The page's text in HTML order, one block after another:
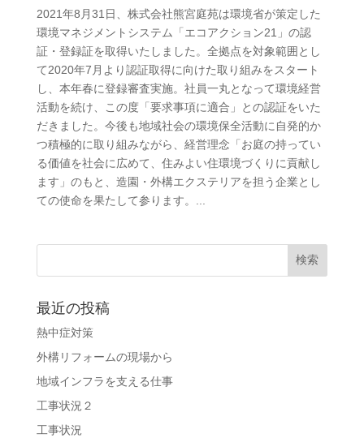
2021年8月31日、株式会社熊宮庭苑は環境省が策定した
環境マネジメントシステム「エコアクション21」の認
証・登録証を取得いたしました。全拠点を対象範囲とし
て2020年7月より認証取得に向けた取り組みをスタート
し、本年春に登録審査実施。社員一丸となって環境経営
活動を続け、この度「要求事項に適合」との認証をいた
だきました。今後も地域社会の環境保全活動に自発的か
つ積極的に取り組みながら、経営理念「お庭の持ってい
る価値を社会に広めて、住みよい住環境づくりに貢献し
ます」のもと、造園・外構エクステリアを担う企業とし
ての使命を果たして参ります。...
最近の投稿
熱中症対策
外構リフォームの現場から
地域インフラを支える仕事
工事状況２
工事状況